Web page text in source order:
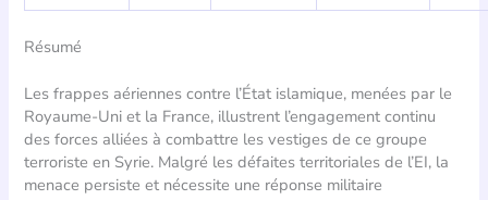
Résumé
Les frappes aériennes contre l’État islamique, menées par le
Royaume-Uni et la France, illustrent l’engagement continu
des forces alliées à combattre les vestiges de ce groupe
terroriste en Syrie. Malgré les défaites territoriales de l’EI, la
menace persiste et nécessite une réponse militaire